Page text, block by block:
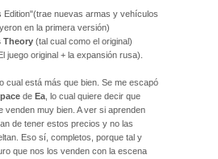
Edition"(trae nuevas armas y vehículos
en la primera versión)
Theory (tal cual como el original)
juego original + la expansión rusa).
cual está más que bien. Se me escapó
de Ea , lo cual quiere decir que
venden muy bien. A ver si aprenden
de tener estos precios y no las
Eso sí, completos, porque tal y
que nos los venden con la escena